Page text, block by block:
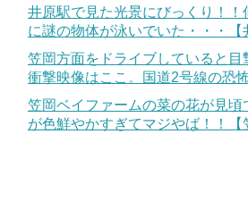
井原駅で見た光景にびっくり！
に謎の物体が泳いでいた・・・【
笠岡方面をドライブしていると目
衝撃映像はここ。国道2号線の恐
笠岡ベイファームの菜の花が見頃
が色鮮やかすぎてマジやば！！【